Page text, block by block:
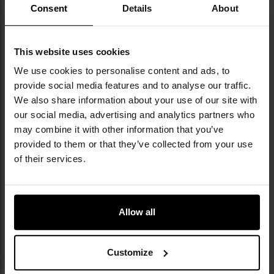
Consent Details About
This website uses cookies
We use cookies to personalise content and ads, to
provide social media features and to analyse our traffic.
We also share information about your use of our site with
our social media, advertising and analytics partners who
may combine it with other information that you’ve
provided to them or that they’ve collected from your use
of their services.
Allow all
Customize
Militaria.pl jest wyłącznym dystrybutorem
Pentagon Tactical to marka z ponad 30-letnim
doświadczeniem w tworzeniu odzieży i
wyposażenia inspirowanego potrzebami
wojska, służb mundurowych oraz miłośników
outdooru. W swojej ofercie łączy solidne
materiały z praktycznymi rozwiązaniami i
nowoczesnym designem. Charakterystyczne
autorskie kamuflaże, takie jak Pentacamo® i
m.in. specjalistyczne serie stworzone dla
profesjonalistów - Tactical Duty, do działań
turystyki i na co dzień - After Duty.